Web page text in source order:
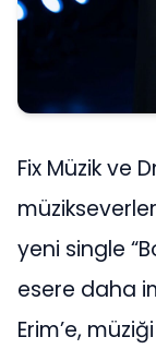
Fix Müzik ve
yeni single
esere daha
Erim’e,